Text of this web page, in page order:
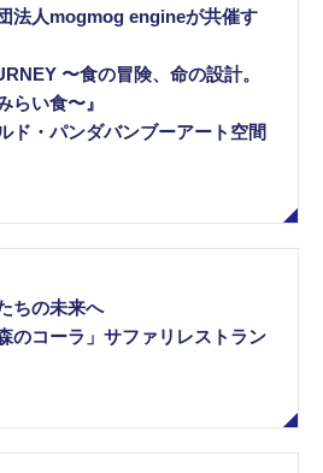
法人mogmog engineが共催す
〜食の冒険、命の設計。
らい食〜』
ド・パンダバンブーアート空間
ちの未来へ
のコーラ」サファリレストラン